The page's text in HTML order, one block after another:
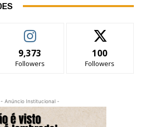
9,373
Followers
100
Followers
- Anúncio Institucional -